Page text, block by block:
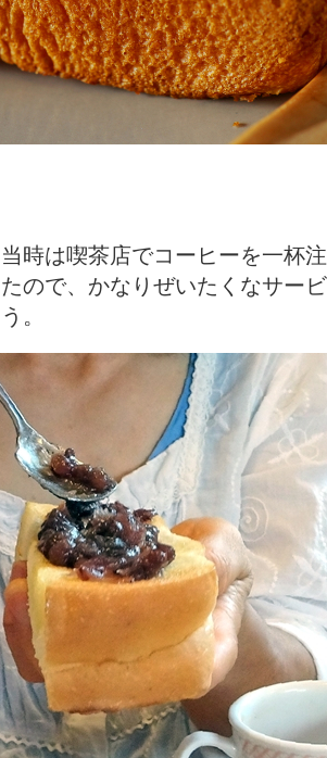
時は喫茶店でコーヒーを一杯
ので、かなりぜいたくなサー
。